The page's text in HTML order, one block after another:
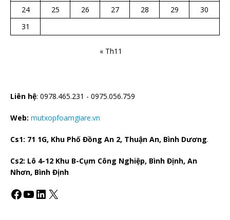
24
25 26 27 28 29
30
31
« Th11
Liên hệ: 0978.465.231 - 0975.056.759
Web: mutxopfoamgiare.vn
Cs1: 71 1G, Khu Phố Đồng An 2, Thuận An, Bình Dương.
Cs2: Lô 4-12 Khu B-Cụm Công Nghiệp, Bình Định, An
Nhơn, Bình Định